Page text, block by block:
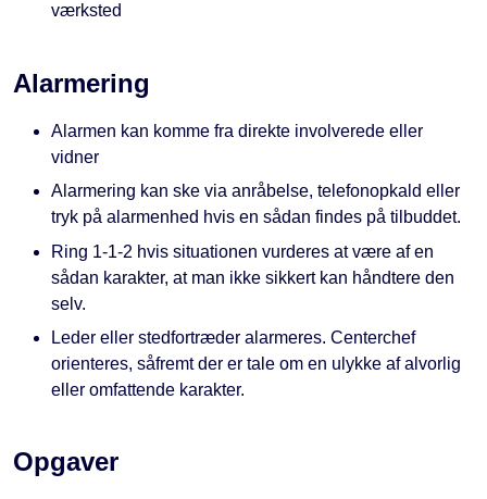
værksted
Alarmering
Alarmen kan komme fra direkte involverede eller
vidner
Alarmering kan ske via anråbelse, telefonopkald eller
tryk på alarmenhed hvis en sådan findes på tilbuddet.
Ring 1-1-2 hvis situationen vurderes at være af en
sådan karakter, at man ikke sikkert kan håndtere den
selv.
Leder eller stedfortræder alarmeres. Centerchef
orienteres, såfremt der er tale om en ulykke af alvorlig
eller omfattende karakter.
Opgaver